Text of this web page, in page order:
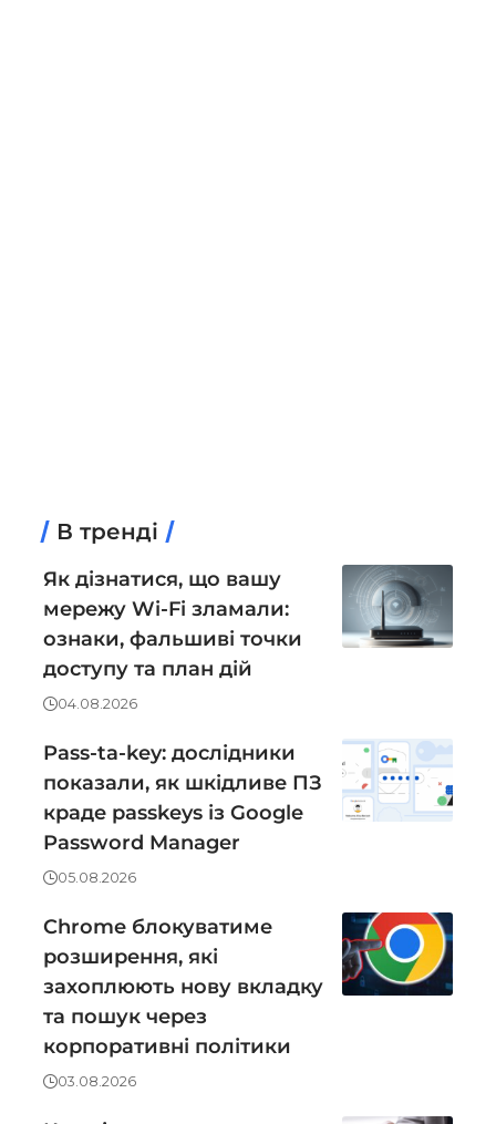
В тренді
Як дізнатися, що вашу
мережу Wi-Fi зламали:
ознаки, фальшиві точки
доступу та план дій
04.08.2026
Pass-ta-key: дослідники
показали, як шкідливе ПЗ
краде passkeys із Google
Password Manager
05.08.2026
Chrome блокуватиме
розширення, які
захоплюють нову вкладку
та пошук через
корпоративні політики
03.08.2026